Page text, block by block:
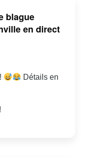
blague
en direct
Détails en